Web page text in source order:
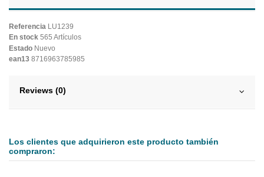
Referencia LU1239
En stock 565 Artículos
Estado Nuevo
ean13 8716963785985
Reviews (0)
Los clientes que adquirieron este producto también
compraron: